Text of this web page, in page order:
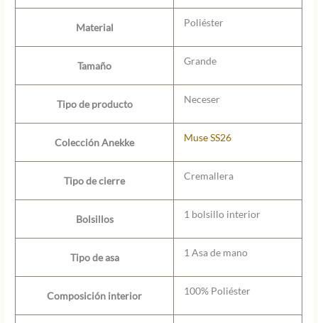
Material Poliéster
Tamaño Grande
Tipo de producto Neceser
Colección Anekke Muse SS26
Tipo de cierre Cremallera
Bolsillos 1 bolsillo interior
Tipo de asa 1 Asa de mano
Composición interior 100% Poliéster